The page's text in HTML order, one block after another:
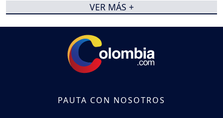
VER MÁS +
PAUTA CON NOSOTROS